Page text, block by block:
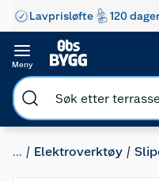
Lavprisløfte 120
Meny
... Elektroverktøy